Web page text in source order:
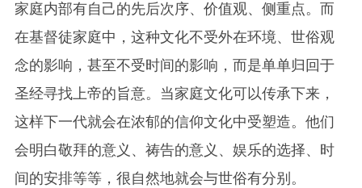
家庭内部有自己的先后次序、价值观、侧重点。而
在基督徒家庭中，这种文化不受外在环境、世俗观
念的影响，甚至不受时间的影响，而是单单归回于
圣经寻找上帝的旨意。当家庭文化可以传承下来，
这样下一代就会在浓郁的信仰文化中受塑造。他们
会明白敬拜的意义、祷告的意义、娱乐的选择、时
间的安排等等，很自然地就会与世俗有分别。